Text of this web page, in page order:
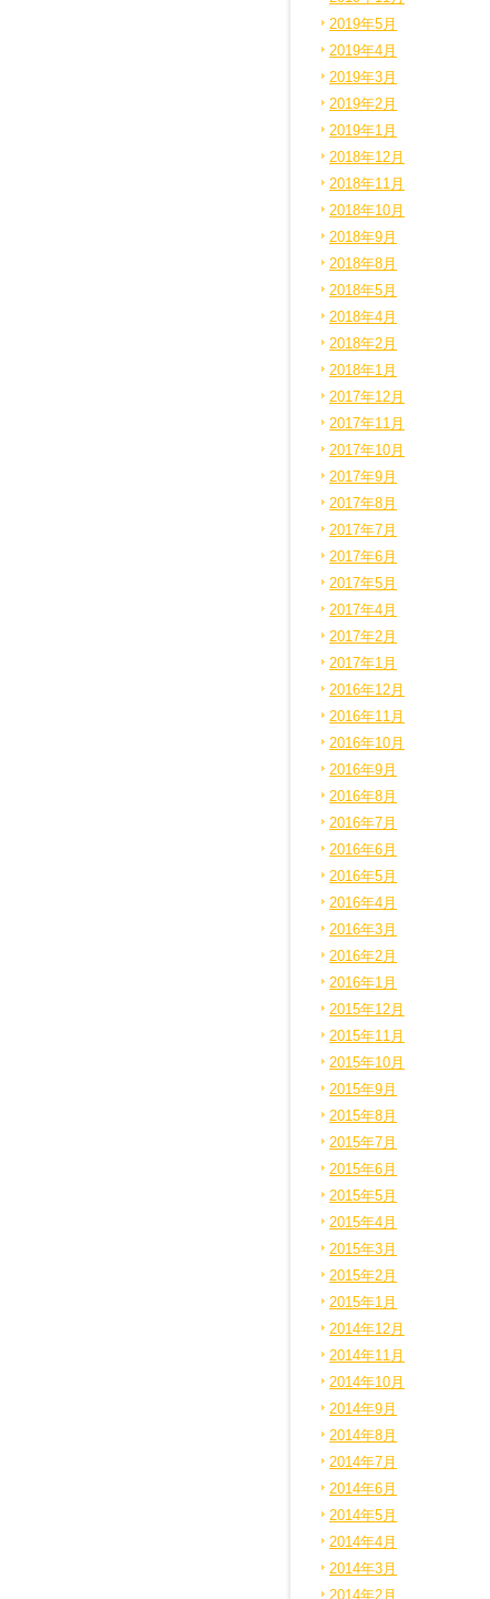
2019年5月
2019年4月
2019年3月
2019年2月
2019年1月
2018年12月
2018年11月
2018年10月
2018年9月
2018年8月
2018年5月
2018年4月
2018年2月
2018年1月
2017年12月
2017年11月
2017年10月
2017年9月
2017年8月
2017年7月
2017年6月
2017年5月
2017年4月
2017年2月
2017年1月
2016年12月
2016年11月
2016年10月
2016年9月
2016年8月
2016年7月
2016年6月
2016年5月
2016年4月
2016年3月
2016年2月
2016年1月
2015年12月
2015年11月
2015年10月
2015年9月
2015年8月
2015年7月
2015年6月
2015年5月
2015年4月
2015年3月
2015年2月
2015年1月
2014年12月
2014年11月
2014年10月
2014年9月
2014年8月
2014年7月
2014年6月
2014年5月
2014年4月
2014年3月
2014年2月